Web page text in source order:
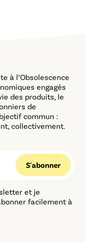
à l’Obsolescence
engagés
des produits, le
de
commun :
collectivement.
et je
facilement à